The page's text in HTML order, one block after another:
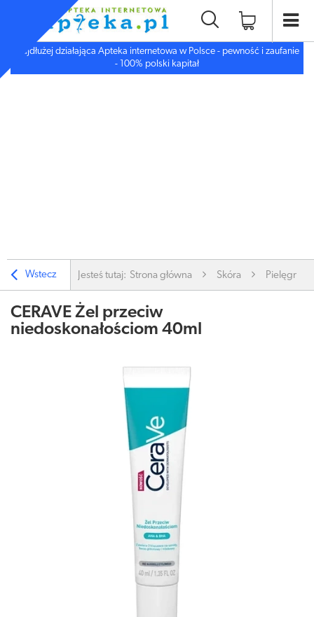
Najdłużej działająca Apteka internetowa w Polsce - pewność i zaufanie
- 100% polski kapitał
Wstecz Jesteś tutaj: Strona główna Skóra
CERAVE Żel przeciw
niedoskonałościom 40ml